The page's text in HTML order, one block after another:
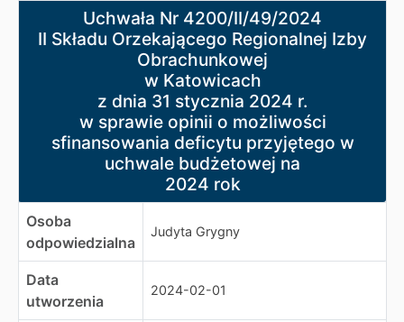
Uchwała Nr 4200/II/49/2024
II Składu Orzekającego Regionalnej Izby Obrachunkowej
z dnia 31 stycznia 2024 r.
w sprawie opinii o możliwości sfinansowania deficytu
2024 rok
Uchwała Nr 4200/II/49/2024
II Składu Orzekającego Regionalnej Izby
Obrachunkowej
w Katowicach
z dnia 31 stycznia 2024 r.
w sprawie opinii o możliwości
sfinansowania deficytu przyjętego w
uchwale budżetowej na
2024 rok
Osoba
odpowiedzialna
Judyta Grygny
Data
utworzenia
2024-02-01